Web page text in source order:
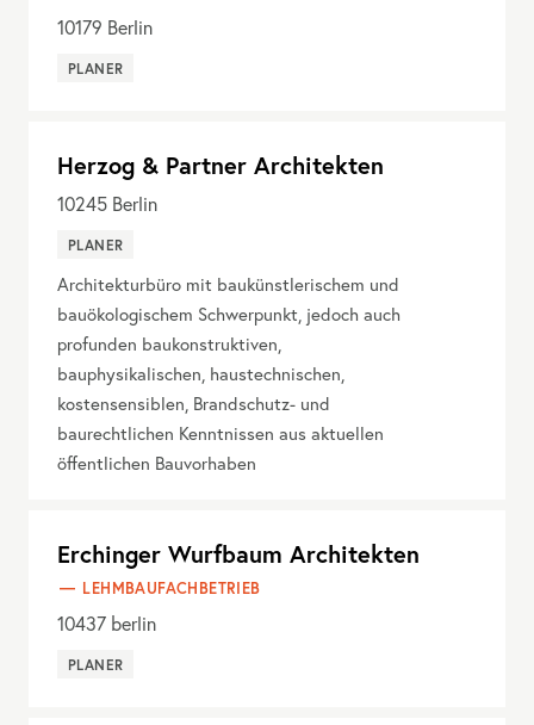
10179 Berlin
PLANER
Herzog & Partner Architekten
10245 Berlin
PLANER
Architekturbüro mit baukünstlerischem und
bauökologischem Schwerpunkt, jedoch auch
profunden baukonstruktiven,
bauphysikalischen, haustechnischen,
kostensensiblen, Brandschutz- und
baurechtlichen Kenntnissen aus aktuellen
öffentlichen Bauvorhaben
Erchinger Wurfbaum Architekten
LEHMBAUFACHBETRIEB
10437 berlin
PLANER